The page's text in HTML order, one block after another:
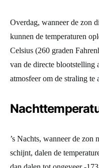
Overdag, wanneer de zon
kunnen de temperaturen
Celsius (260 graden
van de directe blootstelling
atmosfeer om de straling te
’s Nachts, wanneer de zon
schijnt, dalen de